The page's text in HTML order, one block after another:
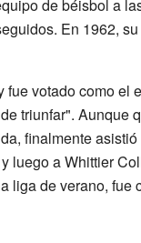
de béisbol a
En 1962,
fue votado como el
triunfar". Aunque
finalmente
luego a Whittier
liga de verano, fue